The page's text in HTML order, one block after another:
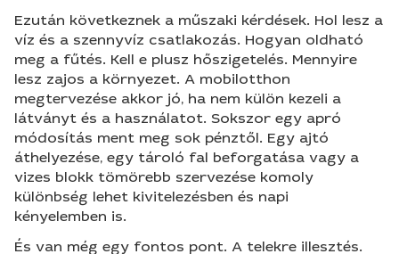
Ezután következnek a műszaki kérdések. Hol lesz a
víz és a szennyvíz csatlakozás. Hogyan oldható
meg a fűtés. Kell e plusz hőszigetelés. Mennyire
lesz zajos a környezet. A mobilotthon
megtervezése akkor jó, ha nem külön kezeli a
látványt és a használatot. Sokszor egy apró
módosítás ment meg sok pénztől. Egy ajtó
áthelyezése, egy tároló fal beforgatása vagy a
vizes blokk tömörebb szervezése komoly
különbség lehet kivitelezésben és napi
kényelemben is.
És van még egy fontos pont. A telekre illesztés.